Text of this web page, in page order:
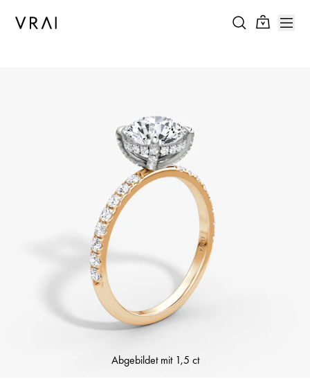
Abgebildet mit 1,5 ct